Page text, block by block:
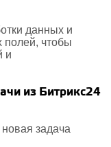
данных и
полей, чтобы
и
из Битрикс24
новая задача